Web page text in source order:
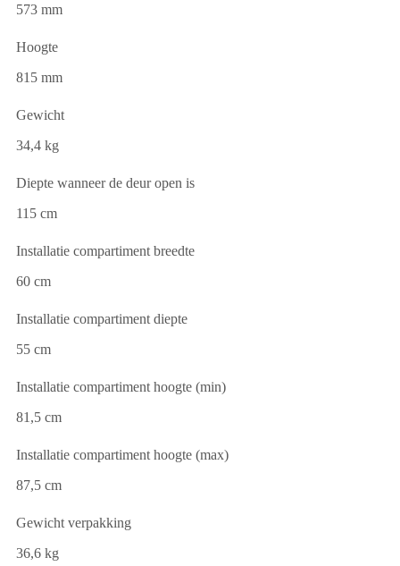
573 mm
Hoogte
815 mm
Gewicht
34,4 kg
Diepte wanneer de deur open is
115 cm
Installatie compartiment breedte
60 cm
Installatie compartiment diepte
55 cm
Installatie compartiment hoogte (min)
81,5 cm
Installatie compartiment hoogte (max)
87,5 cm
Gewicht verpakking
36,6 kg